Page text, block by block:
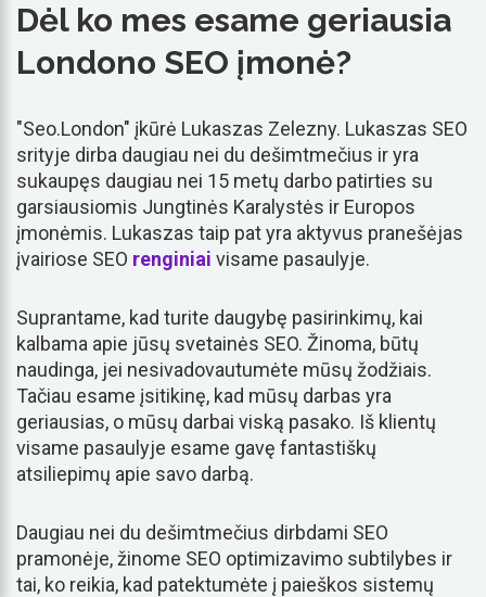
Dėl ko mes esame geriausia
Londono SEO įmonė?
"Seo.London" įkūrė Lukaszas Zelezny. Lukaszas SEO
srityje dirba daugiau nei du dešimtmečius ir yra
sukaupęs daugiau nei 15 metų darbo patirties su
garsiausiomis Jungtinės Karalystės ir Europos
įmonėmis. Lukaszas taip pat yra aktyvus pranešėjas
įvairiose SEO renginiai visame pasaulyje.
Suprantame, kad turite daugybę pasirinkimų, kai
kalbama apie jūsų svetainės SEO. Žinoma, būtų
naudinga, jei nesivadovautumėte mūsų žodžiais.
Tačiau esame įsitikinę, kad mūsų darbas yra
geriausias, o mūsų darbai viską pasako. Iš klientų
visame pasaulyje esame gavę fantastiškų
atsiliepimų apie savo darbą.
Daugiau nei du dešimtmečius dirbdami SEO
pramonėje, žinome SEO optimizavimo subtilybes ir
tai, ko reikia, kad patektumėte į paieškos sistemų